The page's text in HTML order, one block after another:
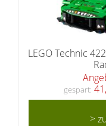
LEGO Technic
gespart:
>